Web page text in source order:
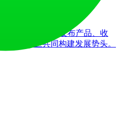
布平台，用于发布产品、收
来的社区共同构建发展势头。